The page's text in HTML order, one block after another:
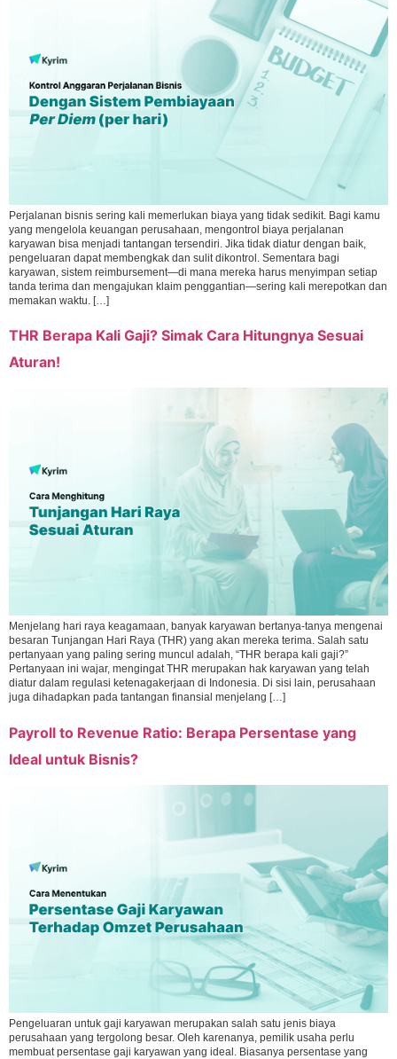
Perjalanan bisnis sering kali memerlukan biaya yang tidak sedikit. Bagi kamu
yang mengelola keuangan perusahaan, mengontrol biaya perjalanan
karyawan bisa menjadi tantangan tersendiri. Jika tidak diatur dengan baik,
pengeluaran dapat membengkak dan sulit dikontrol. Sementara bagi
karyawan, sistem reimbursement—di mana mereka harus menyimpan setiap
tanda terima dan mengajukan klaim penggantian—sering kali merepotkan dan
memakan waktu. […]
THR Berapa Kali Gaji? Simak Cara Hitungnya Sesuai
Aturan!
Menjelang hari raya keagamaan, banyak karyawan bertanya-tanya mengenai
besaran Tunjangan Hari Raya (THR) yang akan mereka terima. Salah satu
pertanyaan yang paling sering muncul adalah, “THR berapa kali gaji?”
Pertanyaan ini wajar, mengingat THR merupakan hak karyawan yang telah
diatur dalam regulasi ketenagakerjaan di Indonesia. Di sisi lain, perusahaan
juga dihadapkan pada tantangan finansial menjelang […]
Payroll to Revenue Ratio: Berapa Persentase yang
Ideal untuk Bisnis?
Pengeluaran untuk gaji karyawan merupakan salah satu jenis biaya
perusahaan yang tergolong besar. Oleh karenanya, pemilik usaha perlu
membuat persentase gaji karyawan yang ideal. Biasanya persentase yang